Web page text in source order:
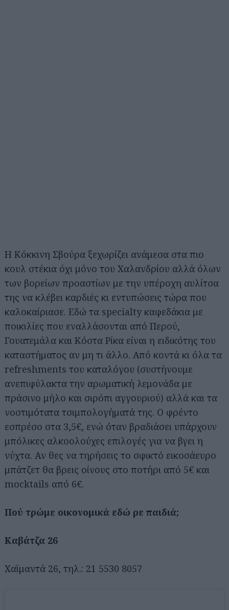
Η Κόκκινη Σβούρα ξεχωρίζει ανάμεσα στα πιο
κουλ στέκια όχι μόνο του Χαλανδρίου αλλά όλων
των βορείων προαστίων με την υπέροχη αυλίτσα
της να κλέβει καρδιές κι εντυπώσεις τώρα που
καλοκαίριασε. Εδώ τα specialty καφεδάκια με
ποικιλίες που εναλλάσονται από Περού,
Γουατεμάλα και Κόστα Ρίκα είναι η ειδικότης του
καταστήματος αν μη τι άλλο. Από κοντά κι όλα τα
refreshments του καταλόγου (συστήνουμε
ανεπιφύλακτα την αρωματική λεμονάδα με
πράσινο μήλο και σιρόπι αγγουριού) αλλά και τα
νοστιμότατα τσιμπολογήματά της. Ο φρέντο
εσπρέσο στα 3,5€, ενώ όταν βραδιάσει υπάρχουν
μπόλικες αλκοολούχες επιλογές για να βγει η
νύχτα. Αν θες να τηρήσεις το σφικτό εικοσάευρο
μπάτζετ θα βρεις οίνους στο ποτήρι από 5€ και
mocktails από 6€.
Πού τρώμε οικονομικά εδώ ρε παιδιά;
Καβάτζα 26
Χαϊμαντά 26, τηλ.: 21 5530 8057